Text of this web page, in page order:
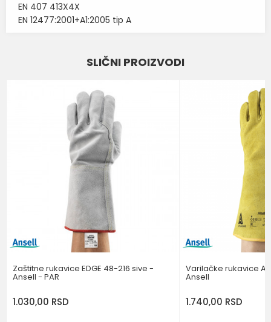
EN 407 413X4X
EN 12477:2001+A1:2005 tip A
RUKAVICE ZA ZAVARIVAČE
BELA
SLIČNI PROIZVODI
Zaštitne rukavice EDGE 48-216 sive -
Ansell - PAR
1.030,00 RSD
Varilačke rukavice
Ansell
1.740,00 RSD